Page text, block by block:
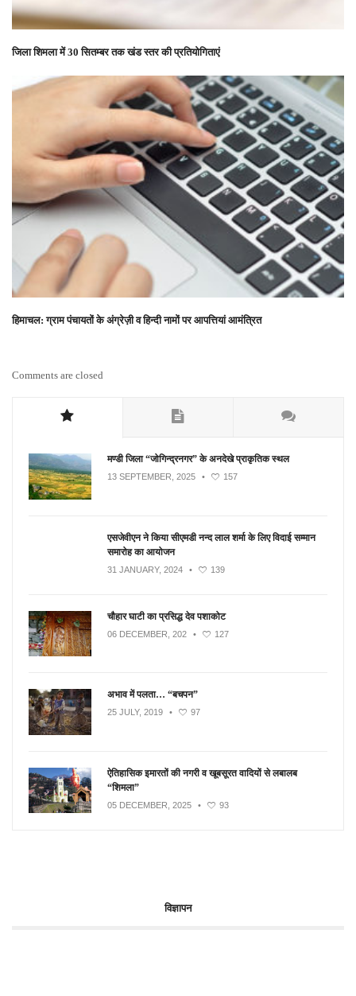
जिला शिमला में 30 सितम्बर तक खंड स्तर की प्रतियोगिताएं
हिमाचल: ग्राम पंचायतों के अंग्रेज़ी व हिन्दी नामों पर आपत्तियां आमंत्रित
Comments are closed
मण्डी जिला “जोगिन्द्रनगर” के अनदेखे प्राकृतिक स्थल
13 SEPTEMBER, 2025 • 157
एसजेवीएन ने किया सीएमडी नन्‍द लाल शर्मा के लिए विदाई सम्मान
समारोह का आयोजन
31 JANUARY, 2024 • 139
चौहार घाटी का प्रसिद्ध देव पशाकोट
06 DECEMBER, 202 • 127
अभाव में पलता… “बचपन”
25 JULY, 2019 • 97
ऐतिहासिक इमारतों की नगरी व खूबसूरत वादियों से लबालब
“शिमला”
05 DECEMBER, 2025 • 93
विज्ञापन